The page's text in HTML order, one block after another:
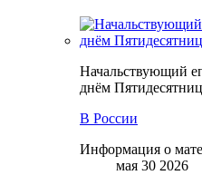
Начальствующий
днём
В России
Информация о
мая 30 2026